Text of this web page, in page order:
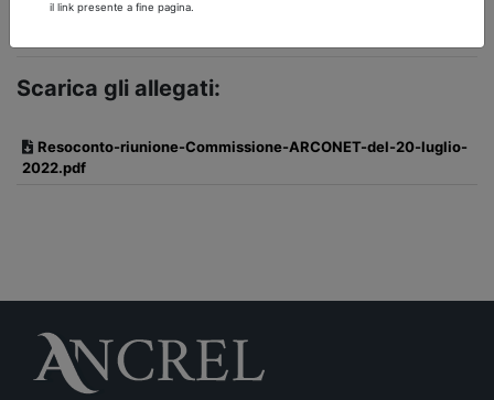
Scarica gli allegati:
Resoconto-riunione-Commissione-ARCONET-del-20-luglio-
2022.pdf
il link presente a fine pagina.